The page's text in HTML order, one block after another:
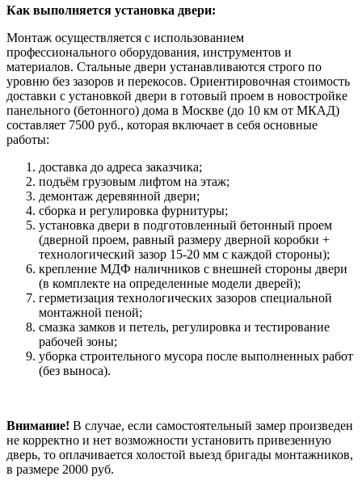
Как выполняется установка двери:
Монтаж осуществляется с использованием
профессионального оборудования, инструментов и
материалов. Стальные двери устанавливаются строго по
уровню без зазоров и перекосов. Ориентировочная стоимость
доставки с установкой двери в готовый проем в новостройке
панельного (бетонного) дома в Москве (до 10 км от МКАД)
составляет 7500 руб., которая включает в себя основные
работы:
доставка до адреса заказчика;
подъём грузовым лифтом на этаж;
демонтаж деревянной двери;
сборка и регулировка фурнитуры;
установка двери в подготовленный бетонный проем
(дверной проем, равный размеру дверной коробки +
технологический зазор 15-20 мм с каждой стороны);
крепление МДФ наличников с внешней стороны двери
(в комплекте на определенные модели дверей);
герметизация технологических зазоров специальной
монтажной пеной;
смазка замков и петель, регулировка и тестирование
рабочей зоны;
уборка строительного мусора после выполненных работ
(без выноса).
Внимание! В случае, если самостоятельный замер произведен
не корректно и нет возможности установить привезенную
дверь, то оплачивается холостой выезд бригады монтажников,
в размере 2000 руб.